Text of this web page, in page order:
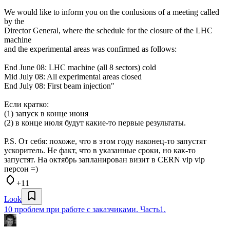
We would like to inform you on the conlusions of a meeting called
by the
Director General, where the schedule for the closure of the LHC
machine
and the experimental areas was confirmed as follows:
End June 08: LHC machine (all 8 sectors) cold
Mid July 08: All experimental areas closed
End July 08: First beam injection"
Если кратко:
(1) запуск в конце июня
(2) в конце июля будут какие-то первые результаты.
P.S. От себя: похоже, что в этом году наконец-то запустят
ускоритель. Не факт, что в указанные сроки, но как-то
запустят. На октябрь запланирован визит в CERN vip vip
персон =)
+11
Look
10 проблем при работе с заказчиками. Часть1.